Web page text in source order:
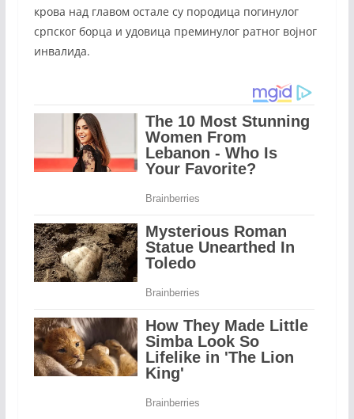
крова над главом остале су породица погинулог
српског борца и удовица преминулог ратног војног
инвалида.